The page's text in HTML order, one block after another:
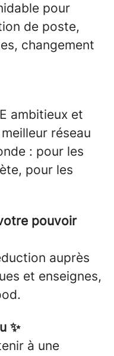
pour
de poste,
changement
ambitieux et
réseau
: pour les
pour les
pouvoir
auprès
et enseignes,
✨
à une